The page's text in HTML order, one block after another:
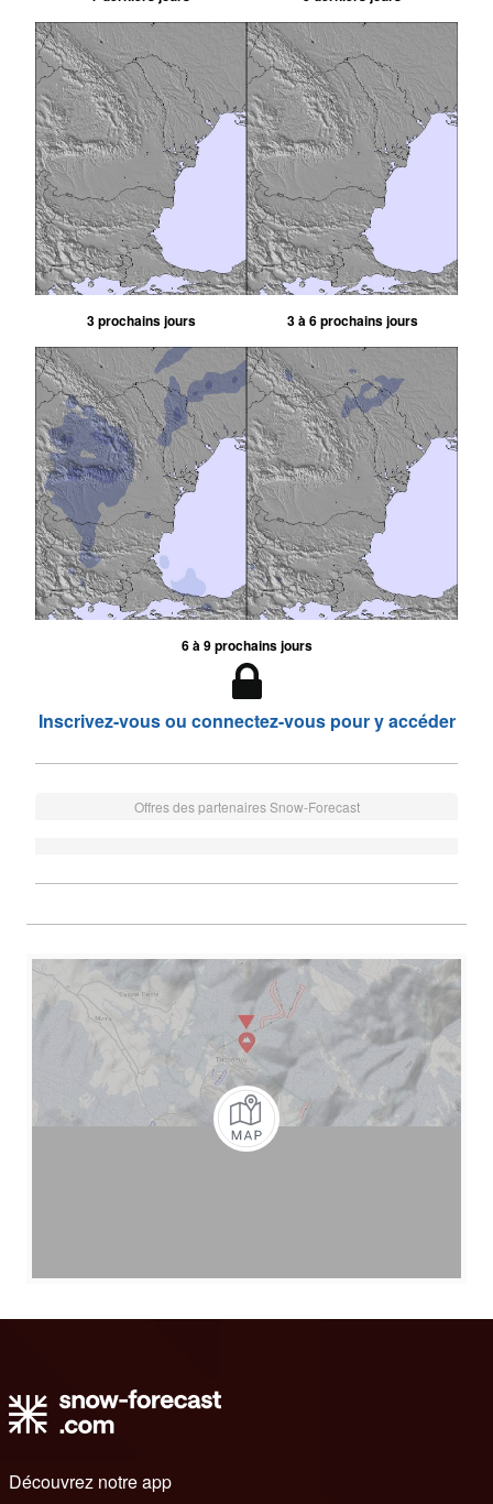
3 prochains jours 3 à 6 prochains jours
6 à 9 prochains jours
Inscrivez-vous ou connectez-vous pour y accéder
Offres des partenaires Snow-Forecast
Découvrez notre app